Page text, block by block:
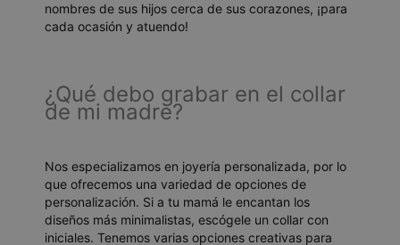
nombres de sus hijos cerca de sus corazones, ¡para
cada ocasión y atuendo!
¿Qué debo grabar en el collar
de mi madre?
Nos especializamos en joyería personalizada, por lo
que ofrecemos una variedad de opciones de
personalización. Si a tu mamá le encantan los
diseños más minimalistas, escógele un collar con
iniciales. Tenemos varias opciones creativas para